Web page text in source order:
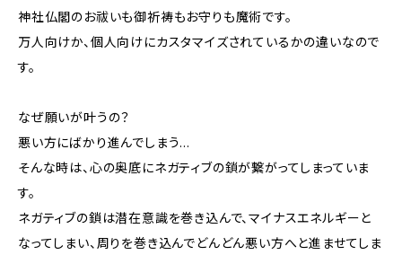
神社仏閣のお祓いも御祈祷もお守りも魔術です。
万人向けか、個人向けにカスタマイズされているかの違いなので
す。
なぜ願いが叶うの？
悪い方にばかり進んでしまう…
そんな時は、心の奥底にネガティブの鎖が繋がってしまっていま
す。
ネガティブの鎖は潜在意識を巻き込んで、マイナスエネルギーと
なってしまい、周りを巻き込んでどんどん悪い方へと進ませてしま